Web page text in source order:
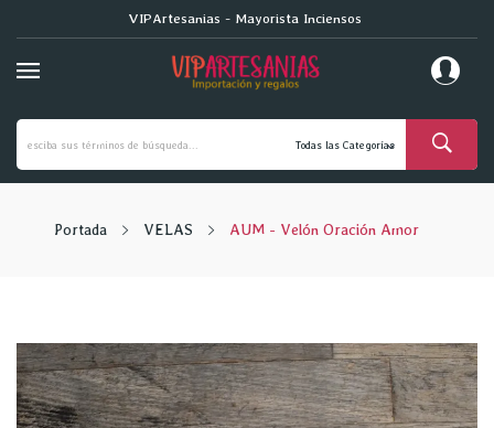
VIPArtesanias - Mayorista Inciensos
Portada VELAS AUM - Velón Oración Amor